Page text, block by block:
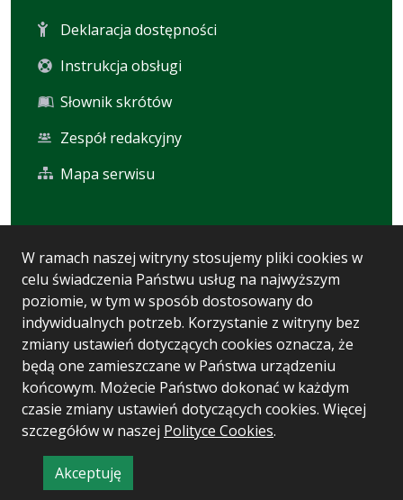
W ramach naszej witryny stosujemy pliki cookies w
celu świadczenia Państwu usług na najwyższym
poziomie, w tym w sposób dostosowany do
indywidualnych potrzeb. Korzystanie z witryny bez
zmiany ustawień dotyczących cookies oznacza, że
będą one zamieszczane w Państwa urządzeniu
końcowym. Możecie Państwo dokonać w każdym
czasie zmiany ustawień dotyczących cookies. Więcej
szczegółów w naszej Polityce Cookies.
Akceptuję
informację
Deklaracja dostępności
Instrukcja obsługi
Słownik skrótów
Zespół redakcyjny
Mapa serwisu
Statystyki oglądalności
Ostatnio dodane
Polityka prywatności
Wersja systemu: 5.7.0 [93]
Ostatnia aktualizacja BIP: 04.08.2026 10:33
CMS i hosting: Logonet Sp. z o.o. w Bydgoszczy